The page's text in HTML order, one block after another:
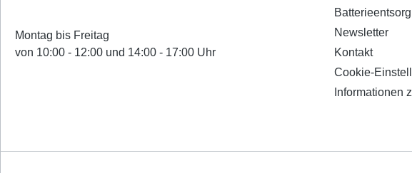
Montag bis Freitag
von 10:00 - 12:00 und 14:00 - 17:00 Uhr
Newsletter
Kontakt
Cookie-
Informationen